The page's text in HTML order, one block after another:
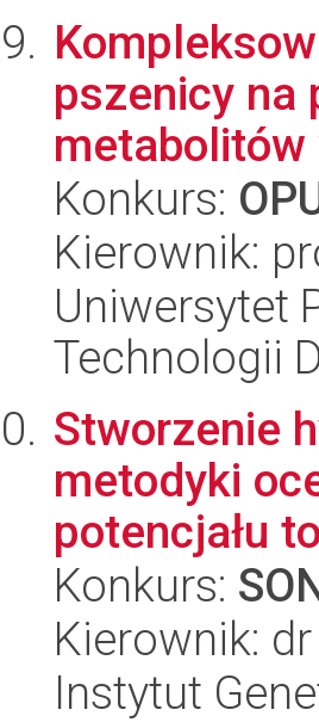
pszenicy na
Konkurs:
Kierownik:
Uniwersytet
Technologii
Stworzenie
metodyki
potencjału
Konkurs:
Kierownik:
Instytut